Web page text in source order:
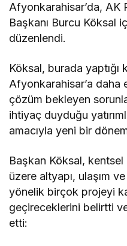
Afyonkarahisar’da, AK
Başkanı Burcu Köksal
düzenlendi.
Köksal, burada yaptığı
Afyonkarahisar’a daha
çözüm bekleyen
ihtiyaç duyduğu
amacıyla yeni bir
Başkan Köksal,
üzere altyapı, ulaşım
yönelik birçok projeyi
geçireceklerini belirtti
etti: